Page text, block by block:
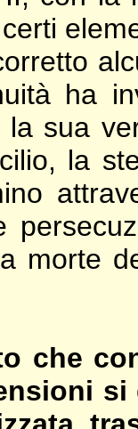
ha
sua
la
morte
che
si